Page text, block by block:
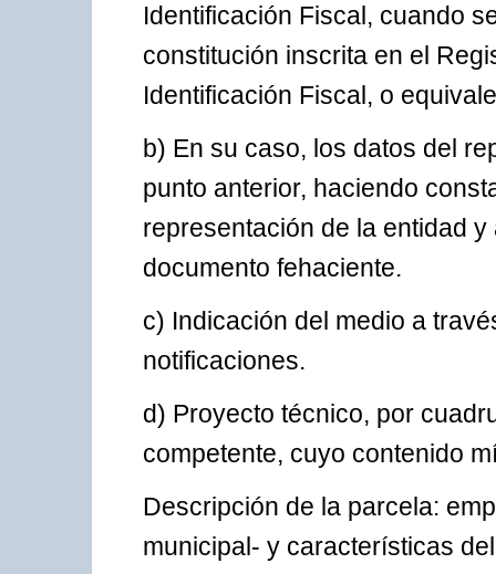
Identificación Fiscal, cuando
constitución inscrita en el
Identificación Fiscal, o
b) En su caso, los datos del
punto anterior, haciendo
representación de la entidad
documento fehaciente.
c) Indicación del medio a
notificaciones.
d) Proyecto técnico, por
competente, cuyo contenido
Descripción de la parcela:
municipal- y características